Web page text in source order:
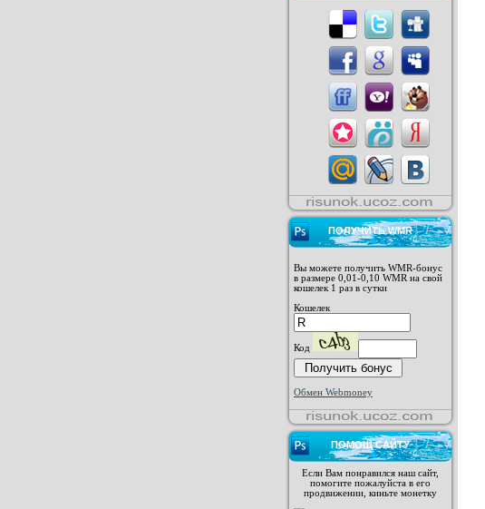
ПОЛУЧИТЬ WMR
Вы можете получить WMR-бонус
в размере 0,01-0,10 WMR на свой
кошелек 1 раз в сутки
Кошелек
Код
Обмен Webmoney
ПОМОЩ САЙТУ
Если Вам понравился наш сайт,
помогите пожалуйста в его
продвижении, киньте монетку